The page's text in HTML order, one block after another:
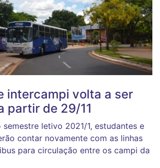
intercampi volta a ser
partir de 29/11
letivo 2021/1, estudantes e
contar novamente com as linhas
para circulação entre os campi da